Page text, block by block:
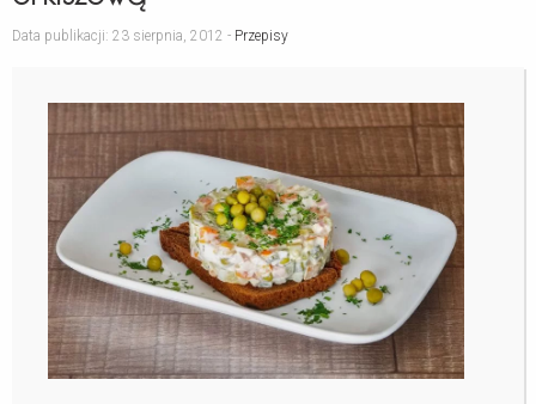
Data publikacji: 23 sierpnia, 2012 - Przepisy